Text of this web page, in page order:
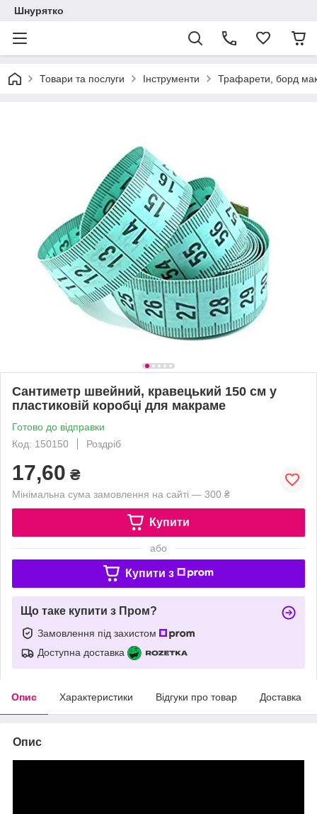
Шнурятко
Товари та послуги Інструменти Трафарети, борд
Сантиметр швейний, кравецький 150 см у
пластиковій коробці для макраме
Готово до відправки
Код: 150150
Роздріб
17,60 ₴
Мінімальна сума замовлення на сайті — 300 ₴
Купити
або
Купити з
Що таке купити з Пром?
Замовлення під захистом
Доступна доставка
Опис Характеристики Відгуки про товар Доставка
Опис